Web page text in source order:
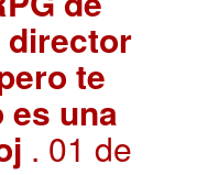
director
te
es una
. 01 de